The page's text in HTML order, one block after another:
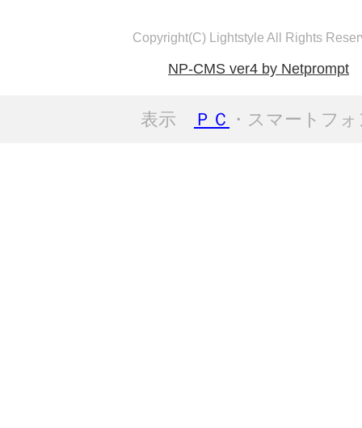
Copyright(C) Lightstyle All Rights
NP-CMS ver4 by Netprompt
表示 ＰＣ ・スマートフ